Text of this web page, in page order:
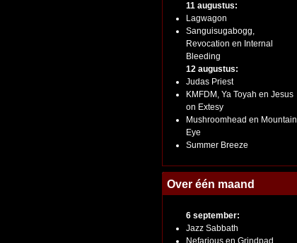
11 augustus:
Lagwagon
Sanguisugabogg,
Revocation en Internal
Bleeding
12 augustus:
Judas Priest
KMFDM, Ya Toyah en Jesus
on Extesy
Mushroomhead en Mountain
Eye
Summer Breeze
Over één maand
6 september:
Jazz Sabbath
Nefarious en Grindpad